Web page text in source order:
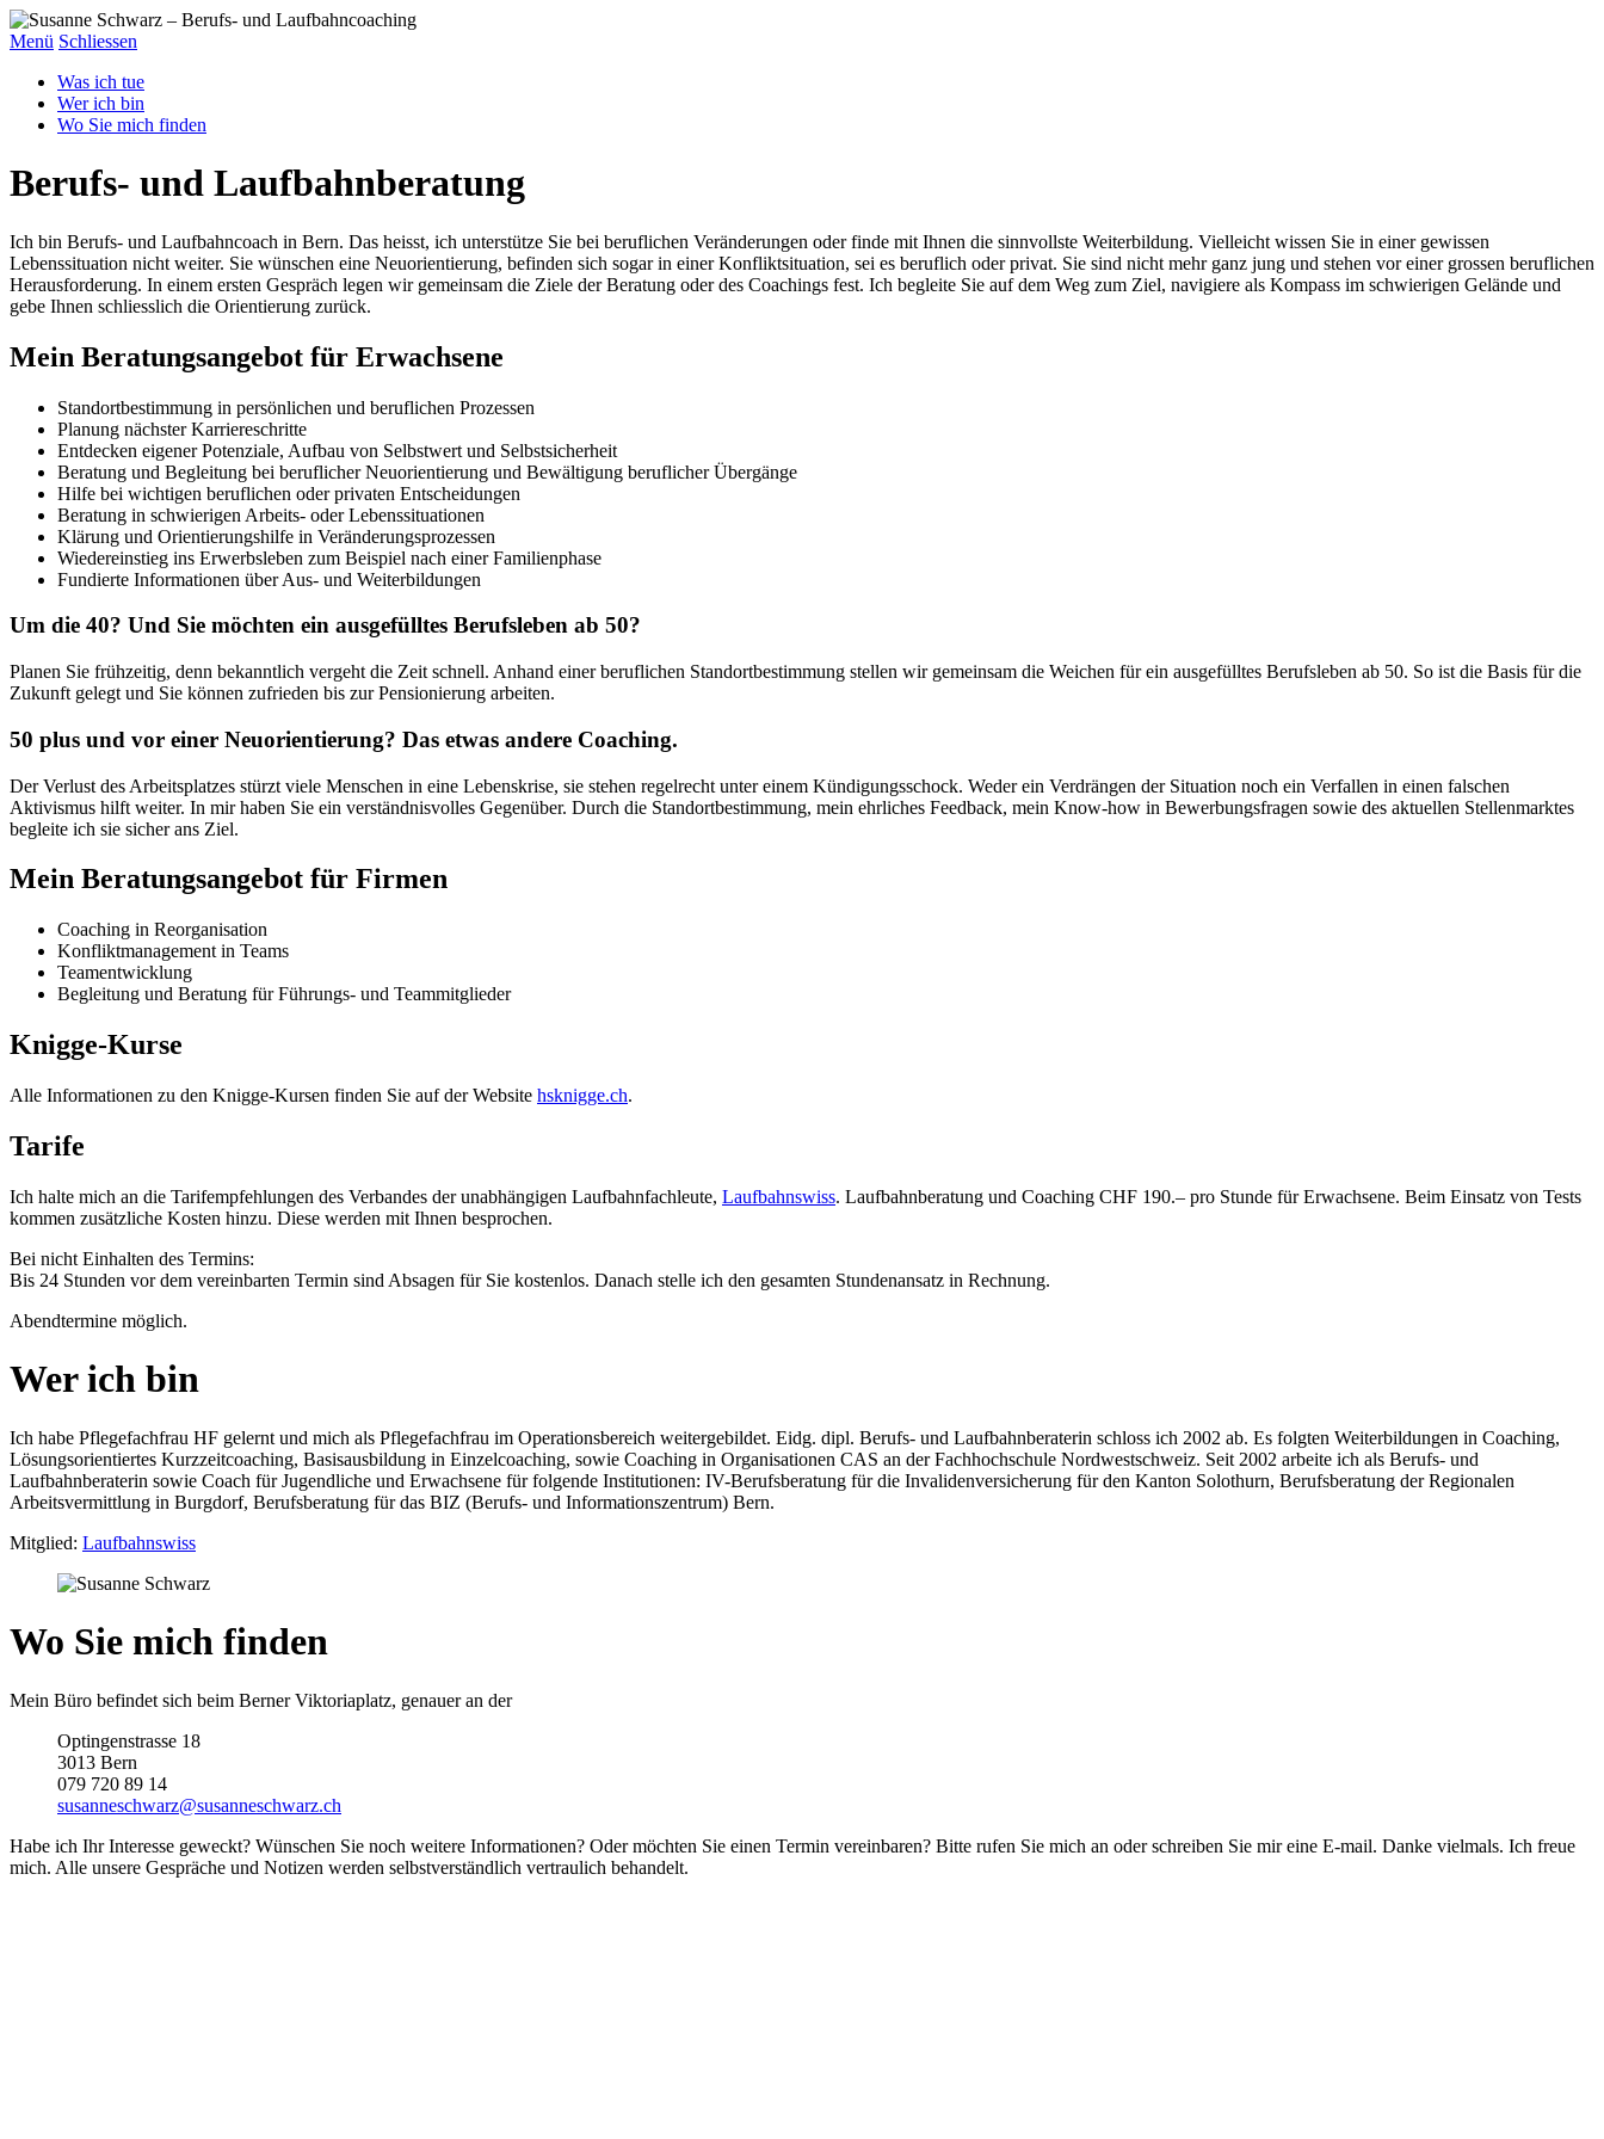
Menü Schliessen
Was ich tue
Wer ich bin
Wo Sie mich finden
Berufs- und Laufbahnberatung
Ich bin Berufs- und Laufbahncoach in Bern. Das heisst, ich unterstütze Sie bei beruflichen Veränderungen oder finde mit Ihnen die sinnvollste Weiterbildung. Vielleicht wissen Sie in einer gewissen
Lebenssituation nicht weiter. Sie wünschen eine Neuorientierung, befinden sich sogar in einer Konfliktsituation, sei es beruflich oder privat. Sie sind nicht mehr ganz jung und stehen vor einer grossen beruflichen
Herausforderung. In einem ersten Gespräch legen wir gemeinsam die Ziele der Beratung oder des Coachings fest. Ich begleite Sie auf dem Weg zum Ziel, navigiere als Kompass im schwierigen Gelände und
gebe Ihnen schliesslich die Orientierung zurück.
Mein Beratungsangebot für Erwachsene
Standortbestimmung in persönlichen und beruflichen Prozessen
Planung nächster Karriereschritte
Entdecken eigener Potenziale, Aufbau von Selbstwert und Selbstsicherheit
Beratung und Begleitung bei beruflicher Neuorientierung und Bewältigung beruflicher Übergänge
Hilfe bei wichtigen beruflichen oder privaten Entscheidungen
Beratung in schwierigen Arbeits- oder Lebenssituationen
Klärung und Orientierungshilfe in Veränderungsprozessen
Wiedereinstieg ins Erwerbsleben zum Beispiel nach einer Familienphase
Fundierte Informationen über Aus- und Weiterbildungen
Um die 40? Und Sie möchten ein ausgefülltes Berufsleben ab 50?
Planen Sie frühzeitig, denn bekanntlich vergeht die Zeit schnell. Anhand einer beruflichen Standortbestimmung stellen wir gemeinsam die Weichen für ein ausgefülltes Berufsleben ab 50. So ist die Basis für die
Zukunft gelegt und Sie können zufrieden bis zur Pensionierung arbeiten.
50 plus und vor einer Neuorientierung? Das etwas andere Coaching.
Der Verlust des Arbeitsplatzes stürzt viele Menschen in eine Lebenskrise, sie stehen regelrecht unter einem Kündigungsschock. Weder ein Verdrängen der Situation noch ein Verfallen in einen falschen
Aktivismus hilft weiter. In mir haben Sie ein verständnisvolles Gegenüber. Durch die Standortbestimmung, mein ehrliches Feedback, mein Know-how in Bewerbungsfragen sowie des aktuellen Stellenmarktes
begleite ich sie sicher ans Ziel.
Mein Beratungsangebot für Firmen
Coaching in Reorganisation
Konfliktmanagement in Teams
Teamentwicklung
Begleitung und Beratung für Führungs- und Teammitglieder
Knigge-Kurse
Alle Informationen zu den Knigge-Kursen finden Sie auf der Website hsknigge.ch.
Tarife
Ich halte mich an die Tarifempfehlungen des Verbandes der unabhängigen Laufbahnfachleute, Laufbahnswiss. Laufbahnberatung und Coaching CHF 190.– pro Stunde für Erwachsene. Beim Einsatz von Tests
kommen zusätzliche Kosten hinzu. Diese werden mit Ihnen besprochen.
Bei nicht Einhalten des Termins:
Bis 24 Stunden vor dem vereinbarten Termin sind Absagen für Sie kostenlos. Danach stelle ich den gesamten Stundenansatz in Rechnung.
Abendtermine möglich.
Wer ich bin
Ich habe Pflegefachfrau HF gelernt und mich als Pflegefachfrau im Operationsbereich weitergebildet. Eidg. dipl. Berufs- und Laufbahnberaterin schloss ich 2002 ab. Es folgten Weiterbildungen in Coaching,
Lösungsorientiertes Kurzzeitcoaching, Basisausbildung in Einzelcoaching, sowie Coaching in Organisationen CAS an der Fachhochschule Nordwestschweiz. Seit 2002 arbeite ich als Berufs- und
Laufbahnberaterin sowie Coach für Jugendliche und Erwachsene für folgende Institutionen: IV-Berufsberatung für die Invalidenversicherung für den Kanton Solothurn, Berufsberatung der Regionalen
Arbeitsvermittlung in Burgdorf, Berufsberatung für das BIZ (Berufs- und Informationszentrum) Bern.
Mitglied: Laufbahnswiss
Wo Sie mich finden
Mein Büro befindet sich beim Berner Viktoriaplatz, genauer an der
Optingenstrasse 18
3013 Bern
079 720 89 14
susanneschwarz@susanneschwarz.ch
Habe ich Ihr Interesse geweckt? Wünschen Sie noch weitere Informationen? Oder möchten Sie einen Termin vereinbaren? Bitte rufen Sie mich an oder schreiben Sie mir eine E-mail. Danke vielmals. Ich freue
mich. Alle unsere Gespräche und Notizen werden selbstverständlich vertraulich behandelt.